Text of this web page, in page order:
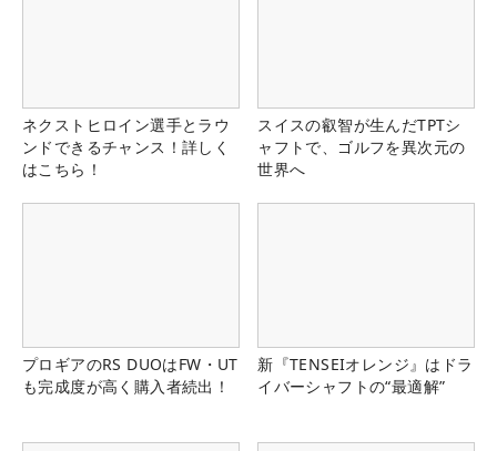
ネクストヒロイン選手とラウ
ンドできるチャンス！詳しく
はこちら！
スイスの叡智が生んだTPTシ
ャフトで、ゴルフを異次元の
世界へ
プロギアのRS DUOはFW・UT
も完成度が高く購入者続出！
新『TENSEIオレンジ』はドラ
イバーシャフトの“最適解”